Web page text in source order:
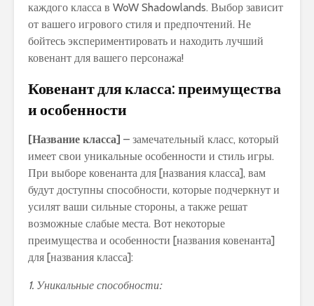
каждого класса в WoW Shadowlands. Выбор зависит
от вашего игрового стиля и предпочтений. Не
бойтесь экспериментировать и находить лучший
ковенант для вашего персонажа!
Ковенант для класса: преимущества
и особенности
[Название класса] – замечательный класс, который
имеет свои уникальные особенности и стиль игры.
При выборе ковенанта для [названия класса], вам
будут доступны способности, которые подчеркнут и
усилят ваши сильные стороны, а также решат
возможные слабые места. Вот некоторые
преимущества и особенности [названия ковенанта]
для [названия класса]:
1. Уникальные способности: